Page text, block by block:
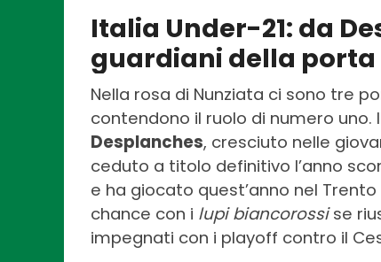
Italia Under-21: da
guardiani della porta
Nella rosa di Nunziata ci sono tre
contendono il ruolo di numero
Desplanches, cresciuto nelle
ceduto a titolo definitivo l’anno
e ha giocato quest’anno nel
chance con i lupi biancorossise
impegnati con i playoff contro il